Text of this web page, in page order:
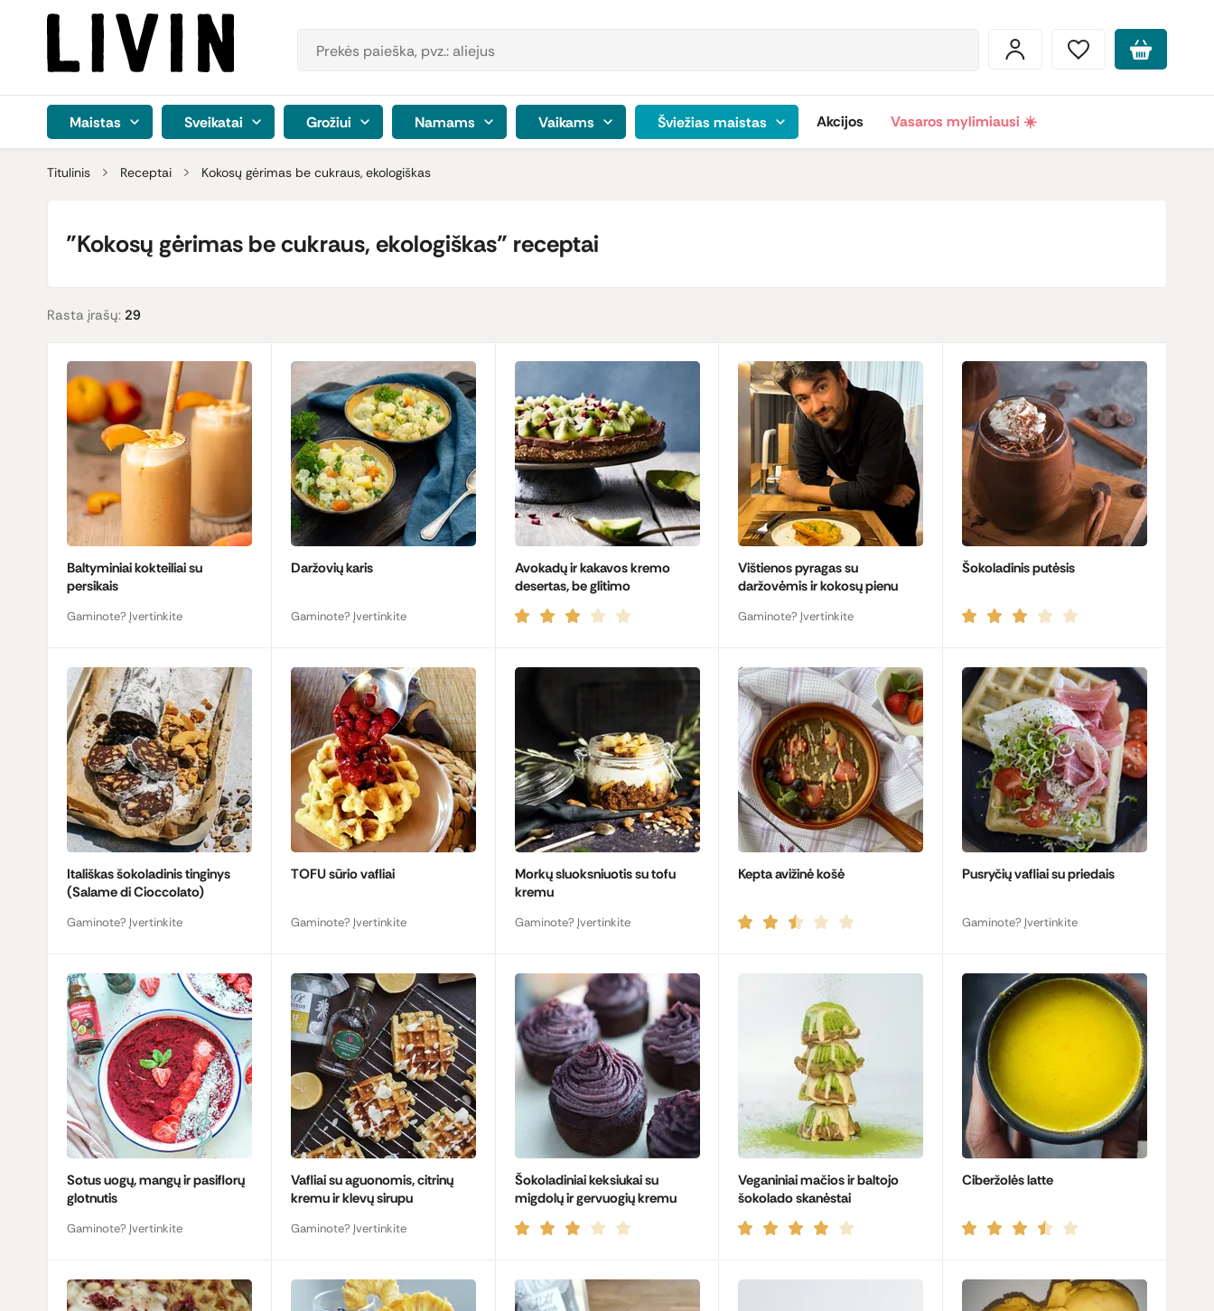
Maistas Sveikatai Grožiui Namams Vaikams Šviežias maistas Akcijos Vasaros mylimiausi ☀️
Titulinis Receptai Kokosų gėrimas be cukraus, ekologiškas
"Kokosų gėrimas be cukraus, ekologiškas" receptai
Rasta įrašų: 29
Baltyminiai kokteiliai su
persikais
Gaminote? Įvertinkite
Daržovių karis
Gaminote? Įvertinkite
Avokadų ir kakavos kremo
desertas, be glitimo
Vištienos pyragas su
daržovėmis ir kokosų pienu
Gaminote? Įvertinkite
Šokoladinis putėsis
Itališkas šokoladinis tinginys
(Salame di Cioccolato)
Gaminote? Įvertinkite
TOFU sūrio vafliai
Gaminote? Įvertinkite
Morkų sluoksniuotis su tofu
kremu
Gaminote? Įvertinkite
Kepta avižinė košė Pusryčių vafliai su priedais
Gaminote? Įvertinkite
Sotus uogų, mangų ir pasiflorų
glotnutis
Gaminote? Įvertinkite
Vafliai su aguonomis, citrinų
kremu ir klevų sirupu
Gaminote? Įvertinkite
Šokoladiniai keksiukai su
migdolų ir gervuogių kremu
Veganiniai mačios ir baltojo
šokolado skanėstai
Ciberžolės latte